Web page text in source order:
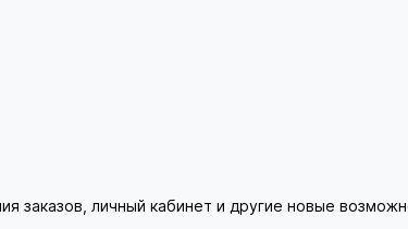
заказов, личный кабинет и другие новые